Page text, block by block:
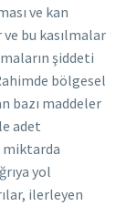
ve kan
ve bu kasılmalar
şiddeti
bölgesel
bazı maddeler
adet
miktarda
yol
ilerleyen